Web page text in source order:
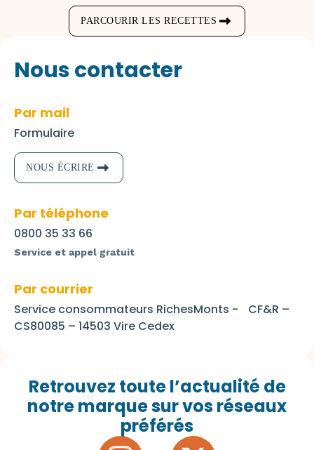
PARCOURIR LES RECETTES
Nous contacter
Par mail
Formulaire
NOUS ÉCRIRE
Par téléphone
0800 35 33 66
Service et appel gratuit
Par courrier
Service consommateurs RichesMonts - CF&R –
CS80085 – 14503 Vire Cedex
Retrouvez toute l’actualité de
notre marque sur vos réseaux
préférés